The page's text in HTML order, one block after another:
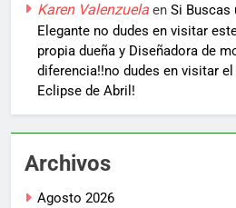
Karen Valenzuela en Si Buscas
Elegante no dudes en visitar
propia dueña y Diseñadora de
diferencia!!no dudes en visitar
Eclipse de Abril!
Archivos
Agosto 2026